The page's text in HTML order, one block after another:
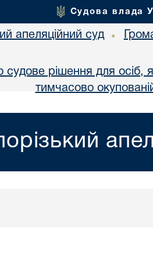
Судова влада
апеляційний суд •
рішення для осіб,
тимчасово